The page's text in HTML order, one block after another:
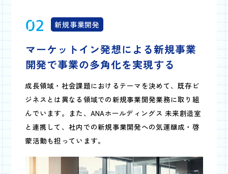
02 新規事業開発
マーケットイン発想による新規事業
開発で事業の多角化を実現する
成長領域・社会課題におけるテーマを決めて、既存ビ
ジネスとは異なる領域での新規事業開発業務に取り組
んでいます。また、ANAホールディングス 未来創造室
と連携して、社内での新規事業開発への気運醸成・啓
蒙活動も担っています。